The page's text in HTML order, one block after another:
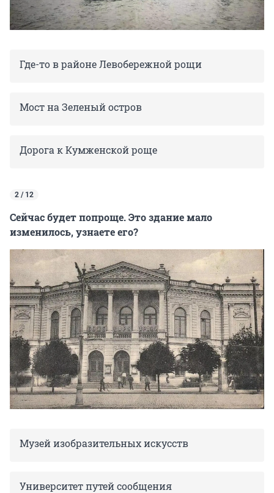
Где-то в районе Левобережной рощи
Мост на Зеленый остров
Дорога к Кумженской роще
2 / 12
Сейчас будет попроще. Это здание мало
изменилось, узнаете его?
Музей изобразительных искусств
Университет путей сообщения